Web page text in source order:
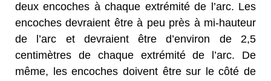
deux encoches à chaque extrémité de l’arc. Les
encoches devraient être à peu près à mi-hauteur
de l’arc et devraient être d’environ de 2,5
centimètres de chaque extrémité de l’arc. De
même, les encoches doivent être sur le côté de